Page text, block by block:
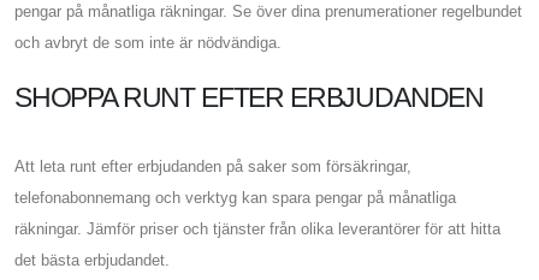
pengar på månatliga räkningar. Se över dina prenumerationer regelbundet
och avbryt de som inte är nödvändiga.
SHOPPA RUNT EFTER ERBJUDANDEN
Att leta runt efter erbjudanden på saker som försäkringar,
telefonabonnemang och verktyg kan spara pengar på månatliga
räkningar. Jämför priser och tjänster från olika leverantörer för att hitta
det bästa erbjudandet.